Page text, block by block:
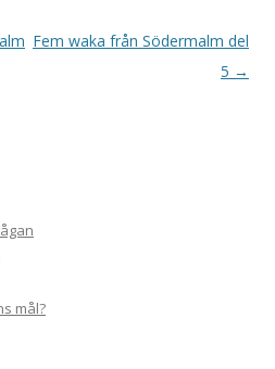
Fem waka från Södermalm del
5 →
mål?